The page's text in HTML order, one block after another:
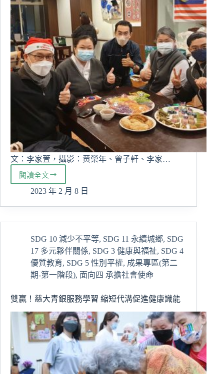
世
界
情
文：李家萓，攝影：黃榮年、曾子軒、李家…
閱讀全文
慈
大
馬
新
年
活
動
菜
「撈
生」
感
動
生
2023 年 2 月 8 日
SDG 10 減少不平等, SDG 11 永續城鄉, SDG
17 多元夥伴關係, SDG 3 健康與福祉, SDG 4
優質教育, SDG 5 性別平權, 成果專區(第二
期-第一階段), 面向四 承擔社會使命
雙贏！慈大青銀服務學習 縮短代溝促進健康識能